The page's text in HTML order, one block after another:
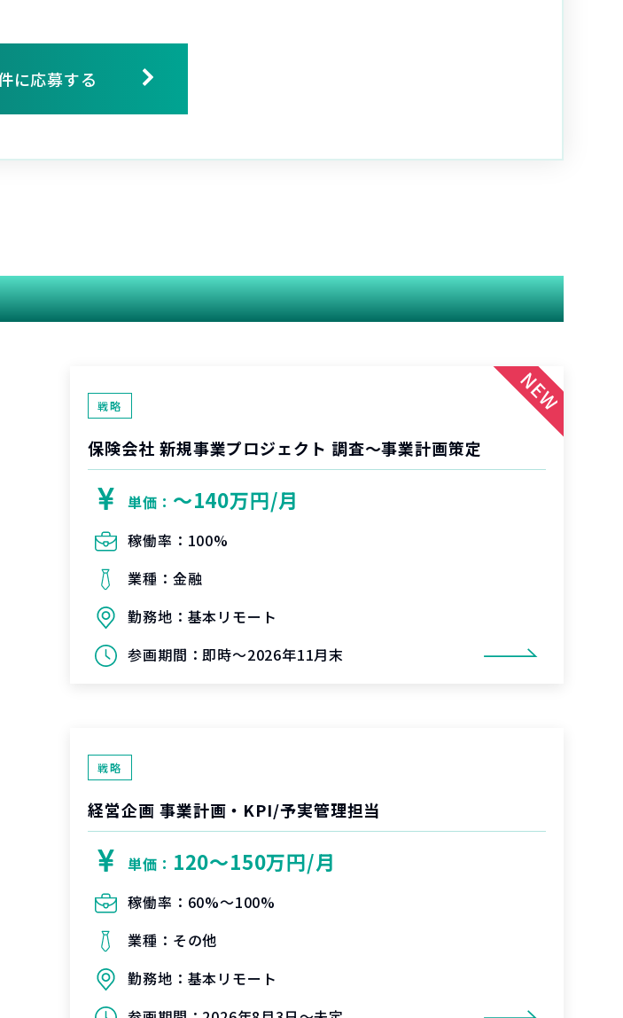
に応募する
る案件
戦略
保険会社 新規事業プロジェクト 調査〜事業計画策定
単価： 〜140万円/月
稼働率： 100%
業種： 金融
勤務地： 基本リモート
参画期間：即時～2026年11月末
戦略
経営企画 事業計画・KPI/予実管理担当
単価： 120〜150万円/月
稼働率： 60%〜100%
業種： その他
勤務地： 基本リモート